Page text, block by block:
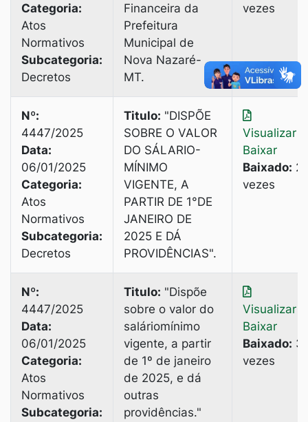
Categoria:
Atos
Normativos
Subcategoria:
Decretos
Financeira da
Prefeitura
Municipal de
Nova Nazaré-
MТ.
vezes
Nº:
4447/2025
Data:
06/01/2025
Categoria:
Atos
Normativos
Subcategoria:
Decretos
Titulo: "DISPÕE
SOBRE O VALOR
DO SÁLARIO-
MÍNIMO
VIGENTE, A
PARTIR DE 1°DE
JANEIRO DE
2025 E DÁ
PROVIDÊNCIAS".
Visualizar
Baixar
Baixado: 2
vezes
Nº:
4447/2025
Data:
06/01/2025
Categoria:
Atos
Normativos
Subcategoria:
Titulo: "Dispõe
sobre o valor do
saláriomínimo
vigente, a partir
de 1º de janeiro
de 2025, e dá
outras
providências."
Visualizar
Baixar
Baixado: 3
vezes